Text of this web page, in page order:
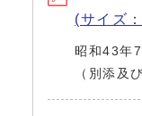
(サイズ
昭和43年
（別添及